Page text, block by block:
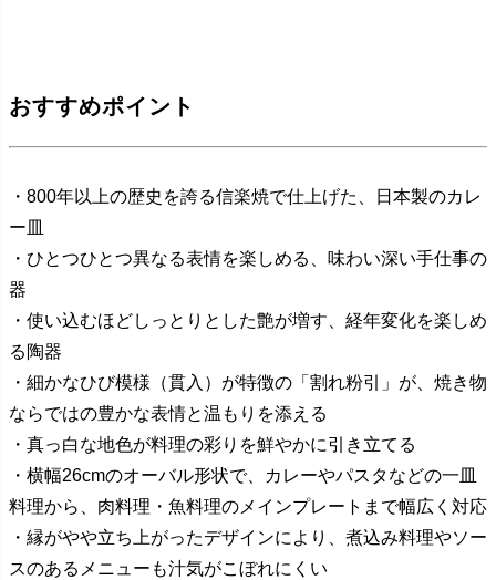
おすすめポイント
・800年以上の歴史を誇る信楽焼で仕上げた、日本製のカレ
ー皿
・ひとつひとつ異なる表情を楽しめる、味わい深い手仕事の
器
・使い込むほどしっとりとした艶が増す、経年変化を楽しめ
る陶器
・細かなひび模様（貫入）が特徴の「割れ粉引」が、焼き物
ならではの豊かな表情と温もりを添える
・真っ白な地色が料理の彩りを鮮やかに引き立てる
・横幅26cmのオーバル形状で、カレーやパスタなどの一皿
料理から、肉料理・魚料理のメインプレートまで幅広く対応
・縁がやや立ち上がったデザインにより、煮込み料理やソー
スのあるメニューも汁気がこぼれにくい